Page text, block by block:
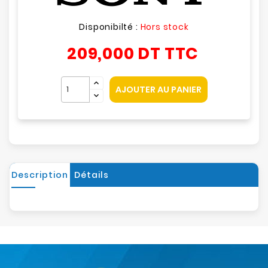
Disponibilté : Hors stock
209,000 DT TTC
AJOUTER AU PANIER
Description Détails